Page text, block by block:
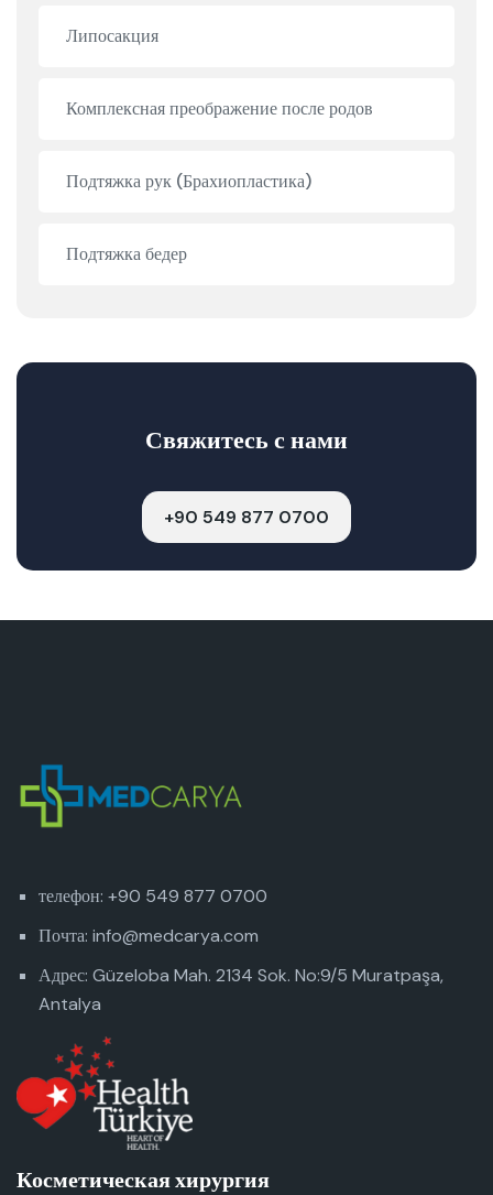
Липосакция
Комплексная преображение после родов
Подтяжка рук (Брахиопластика)
Подтяжка бедер
Свяжитесь с нами
+90 549 877 0700
телефон: +90 549 877 0700
Почта: info@medcarya.com
Адрес: Güzeloba Mah. 2134 Sok. No:9/5 Muratpaşa,
Antalya
Косметическая хирургия